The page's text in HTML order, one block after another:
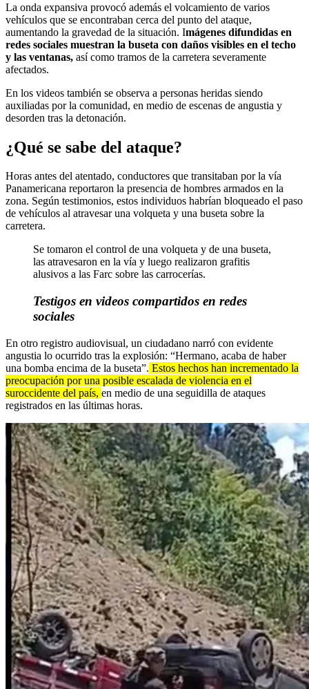
La onda expansiva provocó además el volcamiento de varios
vehículos que se encontraban cerca del punto del ataque,
aumentando la gravedad de la situación. Imágenes difundidas en
redes sociales muestran la buseta con daños visibles en el techo
y las ventanas, así como tramos de la carretera severamente
afectados.
En los videos también se observa a personas heridas siendo
auxiliadas por la comunidad, en medio de escenas de angustia y
desorden tras la detonación.
¿Qué se sabe del ataque?
Horas antes del atentado, conductores que transitaban por la vía
Panamericana reportaron la presencia de hombres armados en la
zona. Según testimonios, estos individuos habrían bloqueado el paso
de vehículos al atravesar una volqueta y una buseta sobre la
carretera.
Se tomaron el control de una volqueta y de una buseta,
las atravesaron en la vía y luego realizaron grafitis
alusivos a las Farc sobre las carrocerías.
Testigos en videos compartidos en redes
sociales
En otro registro audiovisual, un ciudadano narró con evidente
angustia lo ocurrido tras la explosión: “Hermano, acaba de haber
una bomba encima de la buseta”. Estos hechos han incrementado la
preocupación por una posible escalada de violencia en el
suroccidente del país, en medio de una seguidilla de ataques
registrados en las últimas horas.